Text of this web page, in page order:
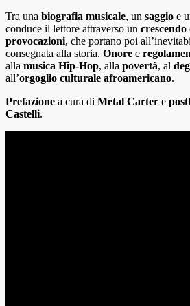
Tra una biografia musicale, un saggio e
conduce il lettore attraverso un crescendo
provocazioni, che portano poi
consegnata alla storia. Onore e
alla musica Hip-Hop, alla povertà, al
all’orgoglio culturale afroamericano.
Prefazione a cura di Metal Carter e
Castelli.